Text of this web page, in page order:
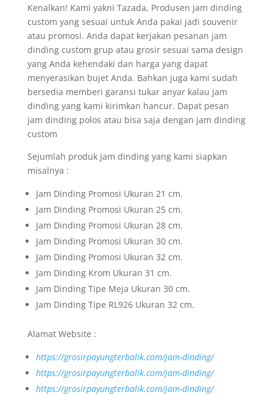
Kenalkan! Kami yakni Tazada, Produsen jam dinding
custom yang sesuai untuk Anda pakai jadi souvenir
atau promosi. Anda dapat kerjakan pesanan jam
dinding custom grup atau grosir sesuai sama design
yang Anda kehendaki dan harga yang dapat
menyerasikan bujet Anda. Bahkan juga kami sudah
bersedia memberi garansi tukar anyar kalau jam
dinding yang kami kirimkan hancur. Dapat pesan
jam dinding polos atau bisa saja dengan jam dinding
custom
Sejumlah produk jam dinding yang kami siapkan
misalnya :
Jam Dinding Promosi Ukuran 21 cm.
Jam Dinding Promosi Ukuran 25 cm.
Jam Dinding Promosi Ukuran 28 cm.
Jam Dinding Promosi Ukuran 30 cm.
Jam Dinding Promosi Ukuran 32 cm.
Jam Dinding Krom Ukuran 31 cm.
Jam Dinding Tipe Meja Ukuran 30 cm.
Jam Dinding Tipe RL926 Ukuran 32 cm.
Alamat Website :
https://grosirpayungterbalik.com/jam-dinding/
https://grosirpayungterbalik.com/jam-dinding/
https://grosirpayungterbalik.com/jam-dinding/